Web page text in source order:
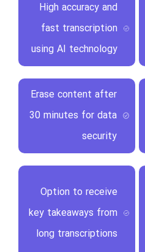
High accuracy and
fast transcription
using AI technology
Erase content after
30 minutes for data
security
Option to receive
key takeaways from
long transcriptions